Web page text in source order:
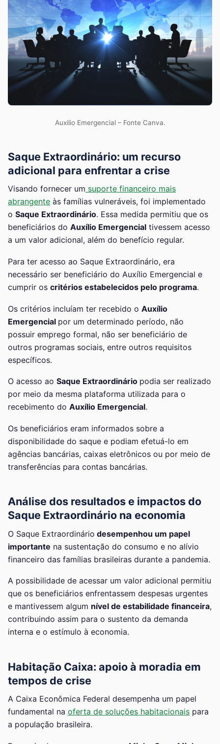
Auxilio Emergencial – Fonte Canva.
Saque Extraordinário: um recurso
adicional para enfrentar a crise
Visando fornecer um suporte financeiro mais
abrangente às famílias vulneráveis, foi implementado
o Saque Extraordinário. Essa medida permitiu que os
beneficiários do Auxílio Emergencial tivessem acesso
a um valor adicional, além do benefício regular.
Para ter acesso ao Saque Extraordinário, era
necessário ser beneficiário do Auxílio Emergencial e
cumprir os critérios estabelecidos pelo programa.
Os critérios incluíam ter recebido o Auxílio
Emergencial por um determinado período, não
possuir emprego formal, não ser beneficiário de
outros programas sociais, entre outros requisitos
específicos.
O acesso ao Saque Extraordinário podia ser realizado
por meio da mesma plataforma utilizada para o
recebimento do Auxílio Emergencial.
Os beneficiários eram informados sobre a
disponibilidade do saque e podiam efetuá-lo em
agências bancárias, caixas eletrônicos ou por meio de
transferências para contas bancárias.
Análise dos resultados e impactos do
Saque Extraordinário na economia
O Saque Extraordinário desempenhou um papel
importante na sustentação do consumo e no alívio
financeiro das famílias brasileiras durante a pandemia.
A possibilidade de acessar um valor adicional permitiu
que os beneficiários enfrentassem despesas urgentes
e mantivessem algum nível de estabilidade financeira,
contribuindo assim para o sustento da demanda
interna e o estímulo à economia.
Habitação Caixa: apoio à moradia em
tempos de crise
A Caixa Econômica Federal desempenha um papel
fundamental na oferta de soluções habitacionais para
a população brasileira.